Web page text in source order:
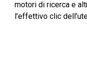
motori di ricerca e
l’effettivo clic